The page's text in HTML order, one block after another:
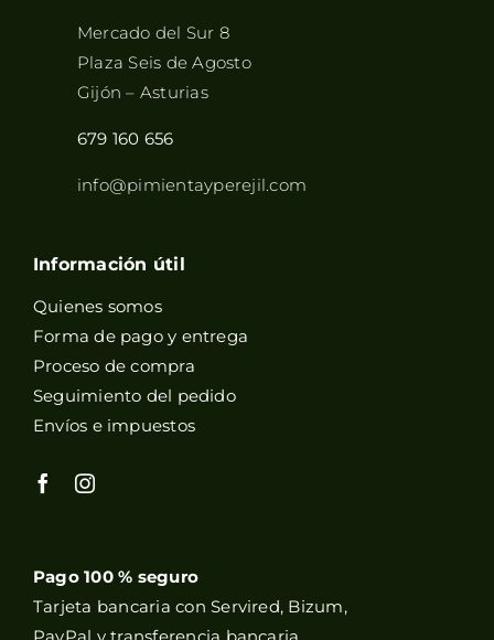
Mercado del Sur 8
Plaza Seis de Agosto
Gijón – Asturias
679 160 656
info@pimientayperejil.com
Información útil
Quienes somos
Forma de pago y entrega
Proceso de compra
Seguimiento del pedido
Envíos e impuestos
Pago 100 % seguro
Tarjeta bancaria con Servired, Bizum,
PayPal y transferencia bancaria